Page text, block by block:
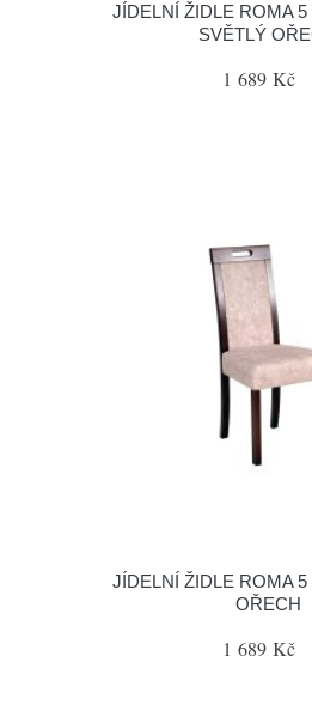
JÍDELNÍ ŽIDLE ROMA 5
SVĚTLÝ
1 689 Kč
JÍDELNÍ ŽIDLE ROMA 5
OŘECH
1 689 Kč